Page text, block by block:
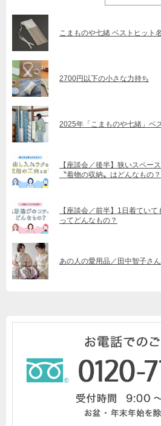
こまものや七緒 ベストヒット
2700円以下の小さな力持ち
2025年「こまものや七緒」ベ
【座談会／後半】狭いスペー
〝着物の収納〟はどんなもの？
【座談会／前半】1日着てい
ってどんなもの？
あの人の愛用品／田中智子さ